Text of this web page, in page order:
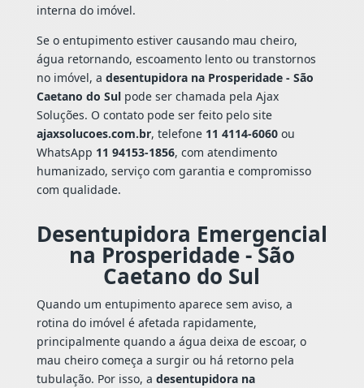
interna do imóvel.
Se o entupimento estiver causando mau cheiro,
água retornando, escoamento lento ou transtornos
no imóvel, a desentupidora na Prosperidade - São
Caetano do Sulpode ser chamada pela Ajax
Soluções. O contato pode ser feito pelo site
ajaxsolucoes.com.br, telefone 11 4114-6060ou
WhatsApp 11 94153-1856, com atendimento
humanizado, serviço com garantia e compromisso
com qualidade.
Desentupidora Emergencial
na Prosperidade - São
Caetano do Sul
Quando um entupimento aparece sem aviso, a
rotina do imóvel é afetada rapidamente,
principalmente quando a água deixa de escoar, o
mau cheiro começa a surgir ou há retorno pela
tubulação. Por isso, a desentupidora na